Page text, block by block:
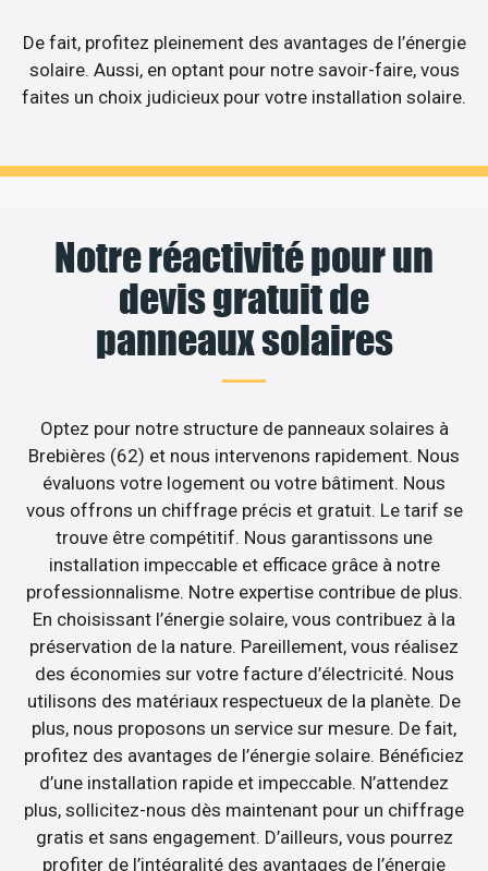
De fait, profitez pleinement des avantages de l’énergie
solaire. Aussi, en optant pour notre savoir-faire, vous
faites un choix judicieux pour votre installation solaire.
Notre réactivité pour un
devis gratuit de
panneaux solaires
Optez pour notre structure de panneaux solaires à
Brebières (62) et nous intervenons rapidement. Nous
évaluons votre logement ou votre bâtiment. Nous
vous offrons un chiffrage précis et gratuit. Le tarif se
trouve être compétitif. Nous garantissons une
installation impeccable et efficace grâce à notre
professionnalisme. Notre expertise contribue de plus.
En choisissant l’énergie solaire, vous contribuez à la
préservation de la nature. Pareillement, vous réalisez
des économies sur votre facture d’électricité. Nous
utilisons des matériaux respectueux de la planète. De
plus, nous proposons un service sur mesure. De fait,
profitez des avantages de l’énergie solaire. Bénéficiez
d’une installation rapide et impeccable. N’attendez
plus, sollicitez-nous dès maintenant pour un chiffrage
gratis et sans engagement. D’ailleurs, vous pourrez
profiter de l’intégralité des avantages de l’énergie